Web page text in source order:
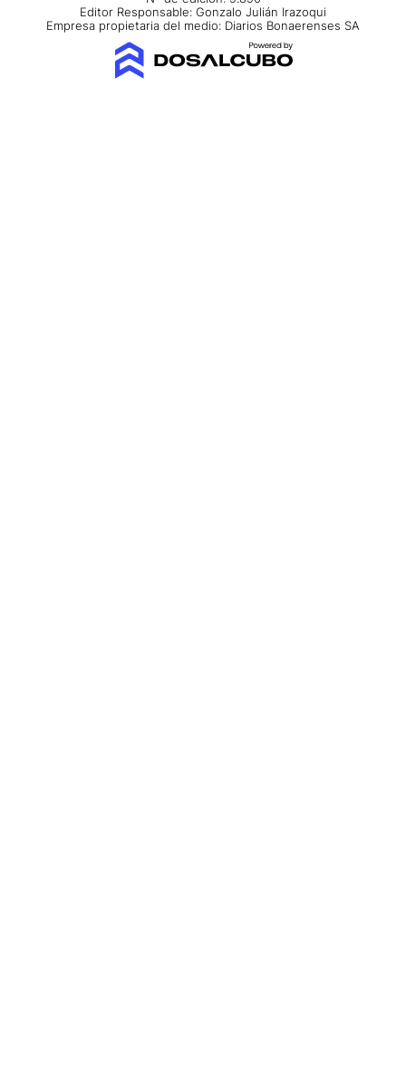
Editor Responsable: Gonzalo Julián Irazoqui
Empresa propietaria del medio: Diarios Bonaerenses SA